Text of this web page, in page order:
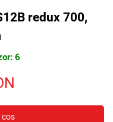
redux 700,
6
cos